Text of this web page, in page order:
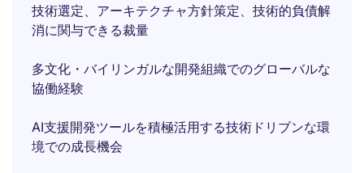
技術選定、アーキテクチャ方針策定、技術的負債解
消に関与できる裁量
多文化・バイリンガルな開発組織でのグローバルな
協働経験
AI支援開発ツールを積極活用する技術ドリブンな環
境での成長機会